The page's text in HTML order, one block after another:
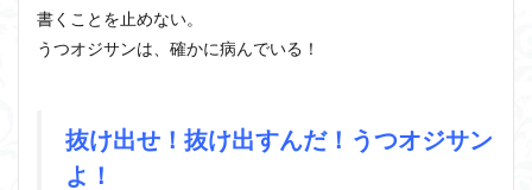
書くことを止めない。
うつオジサンは、確かに病んでいる！
抜け出せ！抜け出すんだ！うつオジサン
よ！